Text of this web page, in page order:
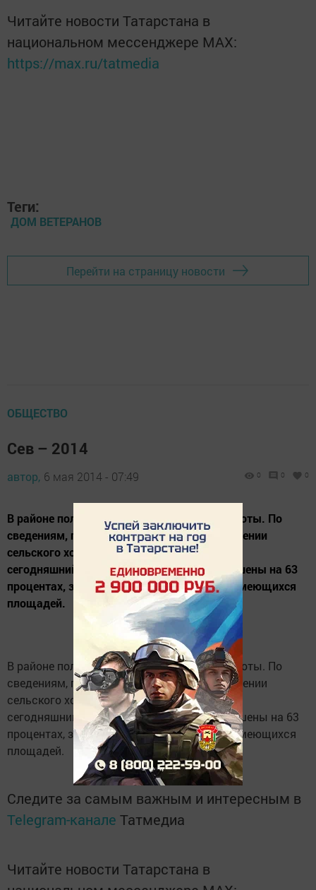
Читайте новости Татарстана в
национальном мессенджере MАХ:
https://max.ru/tatmedia
Теги:
ДОМ ВЕТЕРАНОВ
Перейти на страницу новости
ОБЩЕСТВО
Сев – 2014
автор, 6 мая 2014 - 07:49 0 0 0
В районе полным ходом идут посевные работы. По
сведениям, полученным в районном управлении
сельского хозяйства и продовольствия, на
сегодняшний день посевные работы завершены на 63
процентах, зерновые на 91 проценте всех имеющихся
площадей.
В районе полным ходом идут посевные работы. По
сведениям, полученным в районном управлении
сельского хозяйства и продовольствия, на
сегодняшний день посевные работы завершены на 63
процентах, зерновые на 91 проценте всех имеющихся
площадей.
Следите за самым важным и интересным в
Telegram-канале Татмедиа
Читайте новости Татарстана в